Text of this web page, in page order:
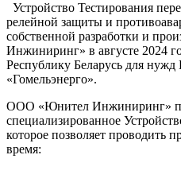
Устройство Тестирования
релейной защиты и
собственной разработки и
Инжиниринг» в августе 2024
Республику Беларусь для
«Гомельэнерго».
ООО «Юнител Инжиниринг»
специализированное
которое позволяет проводить
время: